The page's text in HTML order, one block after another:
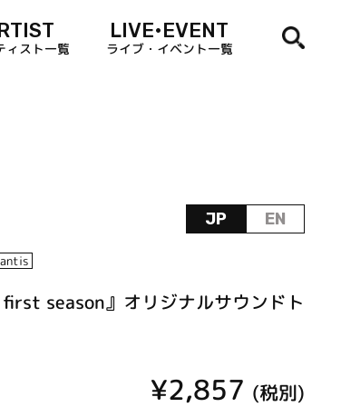
ィスト一覧
LIVE•EVENT
ライブ・イベント一覧
JP EN
season』オリジナルサウンドト
¥2,857 (税別)